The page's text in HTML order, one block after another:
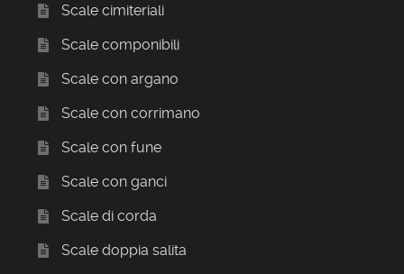
Scale cimiteriali
Scale componibili
Scale con argano
Scale con corrimano
Scale con fune
Scale con ganci
Scale di corda
Scale doppia salita